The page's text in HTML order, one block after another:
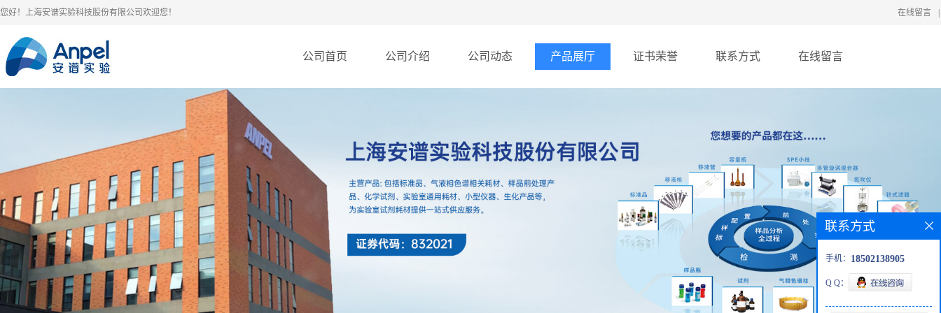
您好！上海安谱实验科技股份有限公司欢迎您！ 在线留言
公司首页 公司介绍 公司动态 产品展厅 证书荣誉 联系方式 在线留言
联系方式
手机： 18502138905
Q Q：